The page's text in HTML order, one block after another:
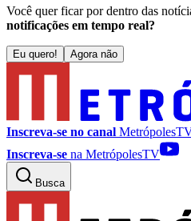
Você quer ficar por dentro das
notificações em tempo real?
Eu quero! Agora não
Inscreva-se no canal
Inscreva-se na MetrópolesTV
Busca